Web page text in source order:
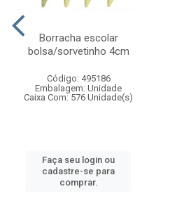
Borracha escolar
bolsa/sorvetinho 4cm
Código: 495186
Embalagem: Unidade
Caixa Com: 576 Unidade(s)
Faça seu login ou
cadastre-se para
comprar.